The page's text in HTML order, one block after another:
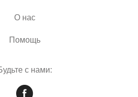
О нас
Помощь
с нами: